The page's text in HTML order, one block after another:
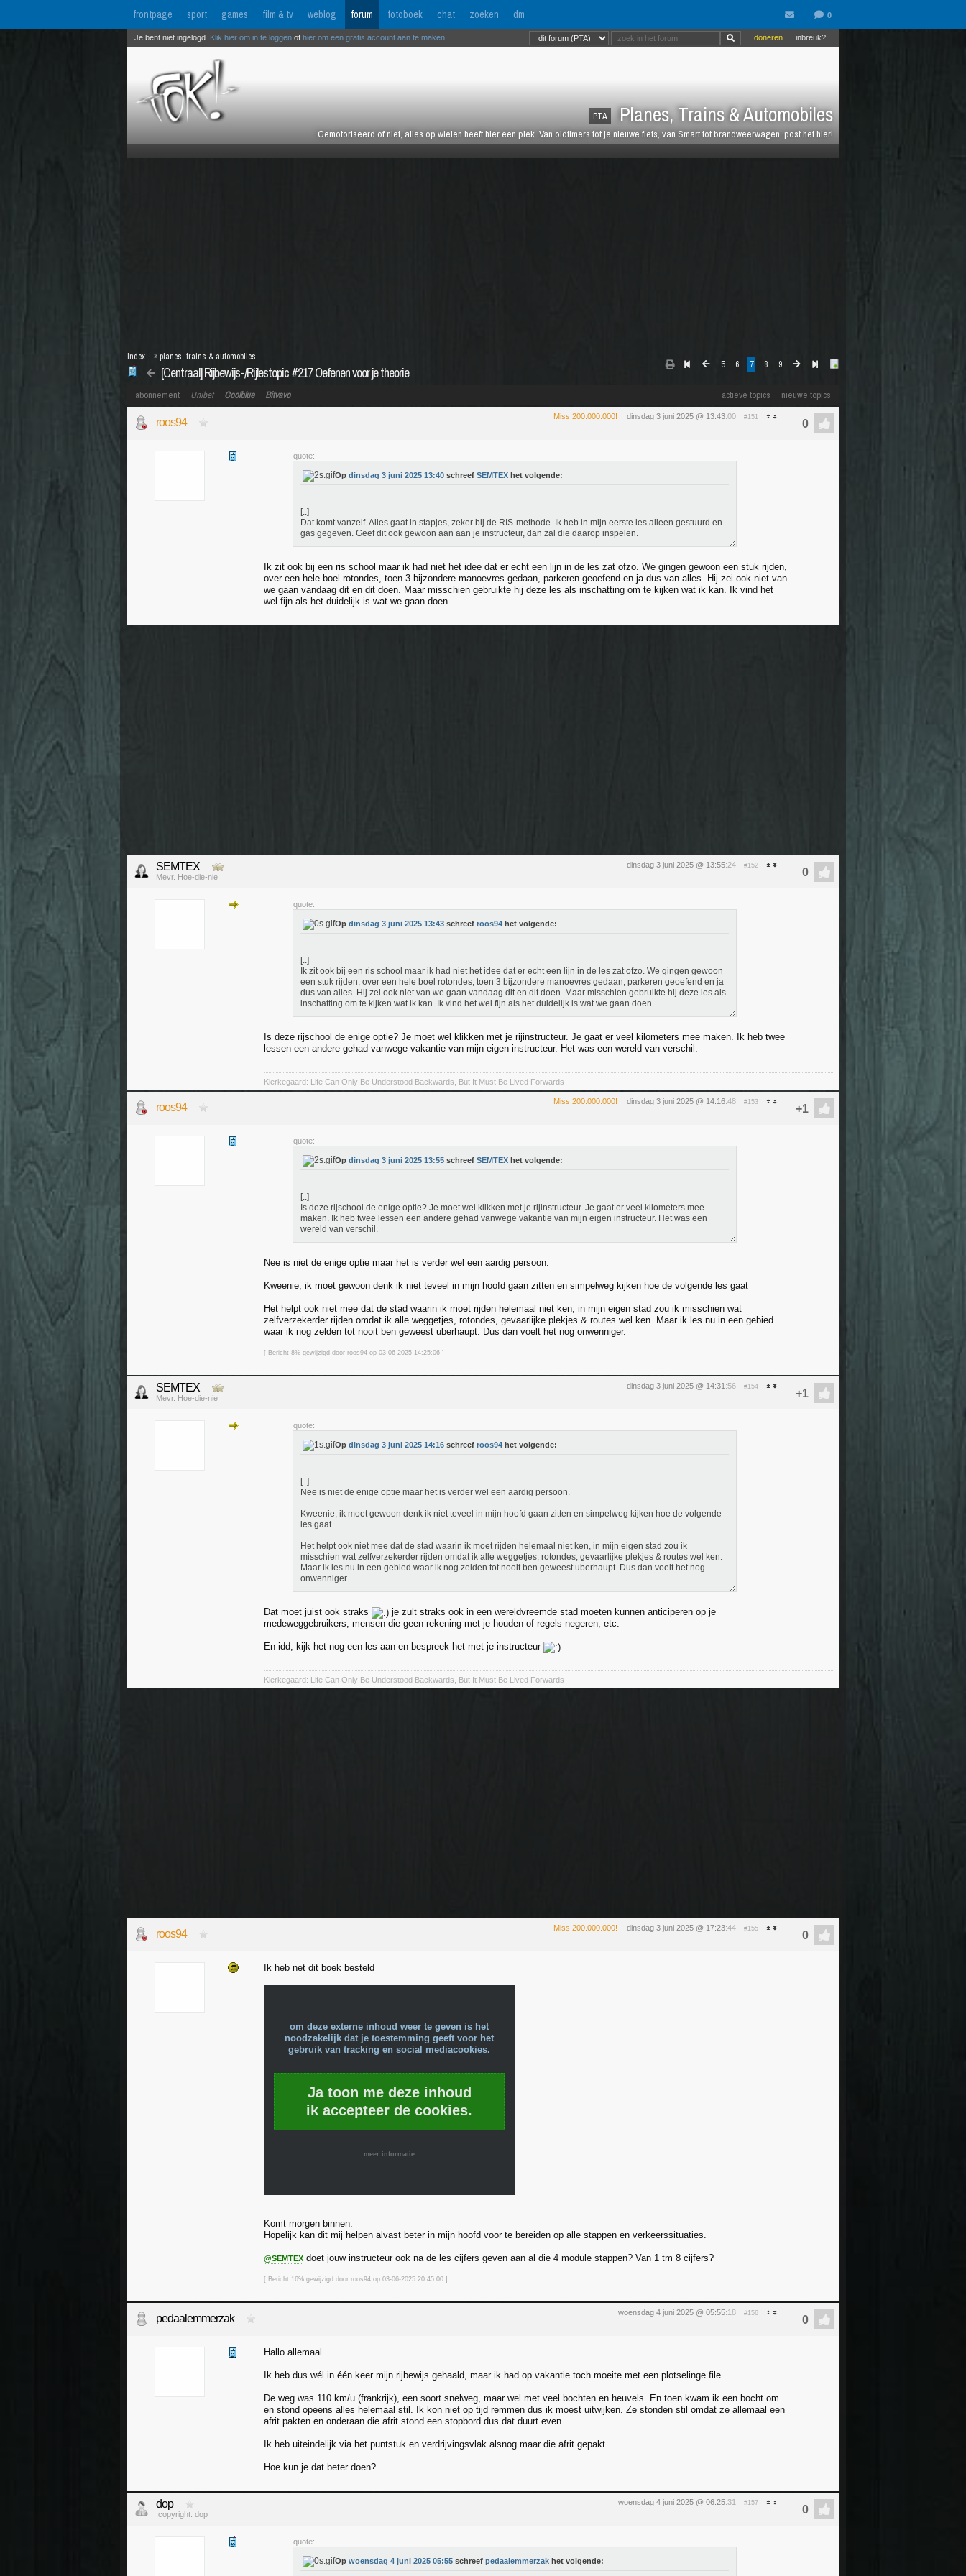
frontpage sport games film & tv weblog forum fotoboek chat zoeken dm
PTA Planes, Trains & Automobiles
Gemotoriseerd of niet, alles op wielen heeft hier een plek. Van oldtimers tot je nieuwe fiets, van Smart tot brandweerwagen, post het hier!
inbreuk?
doneren
Je bent niet ingelogd. Klik hier om in te loggen of hier om een gratis account aan te maken
5 6 7 8 9
[Centraal] Rijbewijs-/Rijlestopic #217 Oefenen voor je theorie
Index » planes, trains & automobiles
actieve topics nieuwe topics
abonnement Unibet Coolblue Bitvavo
Miss 200.000.000! dinsdag 3 juni 2025 @ 13:43:00 #151
roos94
quote:
Op dinsdag 3 juni 2025 13:40 schreef SEMTEX het volgende:
[..]
Dat komt vanzelf. Alles gaat in stapjes, zeker bij de RIS-methode. Ik heb in mijn eerste les alleen gestuurd en
gas gegeven. Geef dit ook gewoon aan aan je instructeur, dan zal die daarop inspelen.
Ik zit ook bij een ris school maar ik had niet het idee dat er echt een lijn in de les zat ofzo. We gingen gewoon een stuk rijden,
over een hele boel rotondes, toen 3 bijzondere manoevres gedaan, parkeren geoefend en ja dus van alles. Hij zei ook niet van
we gaan vandaag dit en dit doen. Maar misschien gebruikte hij deze les als inschatting om te kijken wat ik kan. Ik vind het
wel fijn als het duidelijk is wat we gaan doen
dinsdag 3 juni 2025 @ 13:55:24 #152
SEMTEX
Mevr. Hoe-die-nie
quote:
Op dinsdag 3 juni 2025 13:43 schreef roos94 het volgende:
[..]
Ik zit ook bij een ris school maar ik had niet het idee dat er echt een lijn in de les zat ofzo. We gingen gewoon
een stuk rijden, over een hele boel rotondes, toen 3 bijzondere manoevres gedaan, parkeren geoefend en ja
dus van alles. Hij zei ook niet van we gaan vandaag dit en dit doen. Maar misschien gebruikte hij deze les als
inschatting om te kijken wat ik kan. Ik vind het wel fijn als het duidelijk is wat we gaan doen
Is deze rijschool de enige optie? Je moet wel klikken met je rijinstructeur. Je gaat er veel kilometers mee maken. Ik heb twee
lessen een andere gehad vanwege vakantie van mijn eigen instructeur. Het was een wereld van verschil.
Kierkegaard: Life Can Only Be Understood Backwards, But It Must Be Lived Forwards
Miss 200.000.000! dinsdag 3 juni 2025 @ 14:16:48 #153
roos94
quote:
Op dinsdag 3 juni 2025 13:55 schreef SEMTEX het volgende:
[..]
Is deze rijschool de enige optie? Je moet wel klikken met je rijinstructeur. Je gaat er veel kilometers mee
maken. Ik heb twee lessen een andere gehad vanwege vakantie van mijn eigen instructeur. Het was een
wereld van verschil.
Nee is niet de enige optie maar het is verder wel een aardig persoon.
Kweenie, ik moet gewoon denk ik niet teveel in mijn hoofd gaan zitten en simpelweg kijken hoe de volgende les gaat
Het helpt ook niet mee dat de stad waarin ik moet rijden helemaal niet ken, in mijn eigen stad zou ik misschien wat
zelfverzekerder rijden omdat ik alle weggetjes, rotondes, gevaarlijke plekjes & routes wel ken. Maar ik les nu in een gebied
waar ik nog zelden tot nooit ben geweest uberhaupt. Dus dan voelt het nog onwenniger.
[ Bericht 8% gewijzigd door roos94 op 03-06-2025 14:25:06 ]
dinsdag 3 juni 2025 @ 14:31 :56 #154
SEMTEX
Mevr. Hoe-die-nie
quote:
Op dinsdag 3 juni 2025 14:16 schreef roos94 het volgende:
[..]
Nee is niet de enige optie maar het is verder wel een aardig persoon.
Kweenie, ik moet gewoon denk ik niet teveel in mijn hoofd gaan zitten en simpelweg kijken hoe de volgende
les gaat
Het helpt ook niet mee dat de stad waarin ik moet rijden helemaal niet ken, in mijn eigen stad zou ik
misschien wat zelfverzekerder rijden omdat ik alle weggetjes, rotondes, gevaarlijke plekjes & routes wel ken.
Maar ik les nu in een gebied waar ik nog zelden tot nooit ben geweest uberhaupt. Dus dan voelt het nog
onwenniger.
Dat moet juist ook straks
je zult straks ook in een wereldvreemde stad moeten kunnen anticiperen op je
medeweggebruikers, mensen die geen rekening met je houden of regels negeren, etc.
En idd, kijk het nog een les aan en bespreek het met je instructeur
Kierkegaard: Life Can Only Be Understood Backwards, But It Must Be Lived Forwards
Miss 200.000.000! dinsdag 3 juni 2025 @ 17:23:44 #155
roos94
Ik heb net dit boek besteld
om deze externe inhoud weer te geven is het
noodzakelijk dat je toestemming geeft voor het
gebruik van tracking en social mediacookies.
Ja toon me deze inhoud
ik accepteer de cookies.
meer informatie
Komt morgen binnen.
Hopelijk kan dit mij helpen alvast beter in mijn hoofd voor te bereiden op alle stappen en verkeerssituaties.
@SEMTEX doet jouw instructeur ook na de les cijfers geven aan al die 4 module stappen? Van 1 tm 8 cijfers?
[ Bericht 16% gewijzigd door roos94 op 03-06-2025 20:45:00 ]
woensdag 4 juni 2025 @ 05:55:18 #156
pedaalemmerzak
Hallo allemaal
Ik heb dus wél in één keer mijn rijbewijs gehaald, maar ik had op vakantie toch moeite met een plotselinge file.
De weg was 110 km/u (frankrijk), een soort snelweg, maar wel met veel bochten en heuvels. En toen kwam ik een bocht om
en stond opeens alles helemaal stil. Ik kon niet op tijd remmen dus ik moest uitwijken. Ze stonden stil omdat ze allemaal een
afrit pakten en onderaan die afrit stond een stopbord dus dat duurt even.
Ik heb uiteindelijk via het puntstuk en verdrijvingsvlak alsnog maar die afrit gepakt
Hoe kun je dat beter doen?
woensdag 4 juni 2025 @ 06:25:31 #157
dop
:copyright: dop
quote:
Op woensdag 4 juni 2025 05:55 schreef pedaalemmerzak het volgende: